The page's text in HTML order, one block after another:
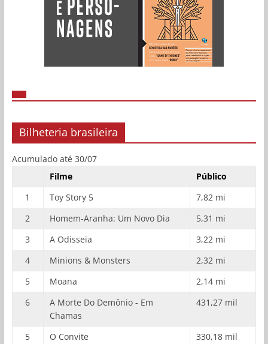
Bilheteria brasileira
Acumulado até 30/07
Filme
Público
1
Toy Story 5
7,82 mi
2
Homem-Aranha: Um Novo Dia
5,31 mi
3
A Odisseia
3,22 mi
4
Minions & Monsters
2,32 mi
5
Moana
2,14 mi
6
A Morte Do Demônio - Em
Chamas
431,27 mil
5 O Convite
330,18 mil